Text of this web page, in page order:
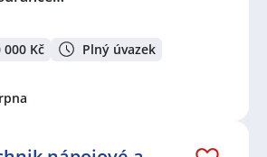
000 Kč Plný úvazek